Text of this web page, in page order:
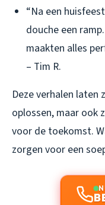
“Na een
douche een
maakten alles
– Tim R.
Deze verhalen laten
oplossen, maar ook
voor de toekomst.
zorgen voor een